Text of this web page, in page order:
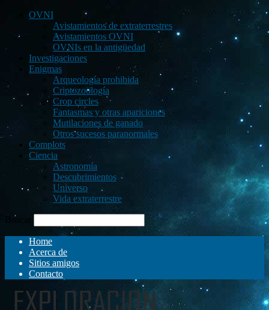
OVNI
Avistamientos de extraterrestres
Avistamientos OVNI
OVNIs en la antigüedad
Investigaciones
Enigmas
Arqueología prohibida
Criptozoología
Crop circles
Fantasmas y otras apariciones
Mutilaciones de ganado
Otros sucesos paranormales
Complots
Ciencia
Astronomía
Descubrimientos
Universo
Vida extraterrestre
Buscar
Home
Acerca de
Sitios amigos
Contacto